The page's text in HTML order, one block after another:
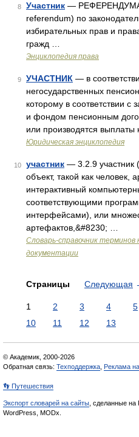
8 Участник — РЕФЕРЕНДУМА
referendum) по
избирательных прав и
гражд …
Энциклопедия права
9 УЧАСТНИК — в
негосударственных
которому в соответствии
и фондом пенсионным
или производятся выплаты
Юридическая энциклопедия
10 участник — 3.2.9 участник
объект, такой как человек,
интерактивный
соответствующими
интерфейсами), или
артефактов,&#8230; …
Словарь-справочник
документации
Страницы Следующая
1 2 3 4 5
10
11 12 13
© Академик, 2000-2026
Обратная связь: Техподдержка Реклама
👣 Путешествия
Экспорт словарей на сайты , сделанные на
WordPress, MODx.